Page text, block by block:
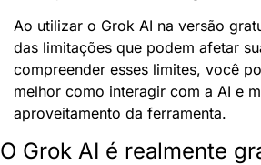
Ao utilizar o Grok AI na versão
das limitações que podem afetar
compreender esses limites, você
melhor como interagir com a AI e
aproveitamento da ferramenta.
O Grok AI é realmente